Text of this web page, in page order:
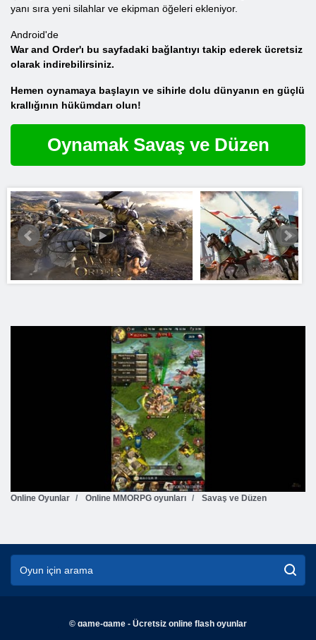
yanı sıra yeni silahlar ve ekipman öğeleri ekleniyor.
Android'de
War and Order'ı bu sayfadaki bağlantıyı takip ederek ücretsiz
olarak indirebilirsiniz.
Hemen oynamaya başlayın ve sihirle dolu dünyanın en güçlü
krallığının hükümdarı olun!
Oynamak Savaş ve Düzen
Online Oyunlar Online MMORPG oyunları Savaş ve Düzen
© game-game - Ücretsiz online flash oyunlar